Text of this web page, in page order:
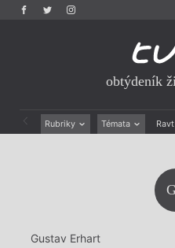
obtýdeník
Rubriky Témata Ravt
Gustav Erhart